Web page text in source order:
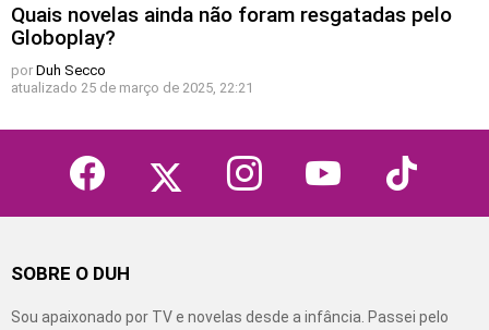
Quais novelas ainda não foram resgatadas pelo
Globoplay?
por Duh Secco
atualizado 25 de março de 2025, 22:21
facebook instagram tiktok
SOBRE O DUH
Sou apaixonado por TV e novelas desde a infância. Passei pelo